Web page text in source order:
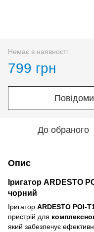
Немає в наявності
799 грн
До обраного
Опис
Іригатор ARDESTO
чорний
Іригатор ARDESTO POI-
пристрій для
який забезпечує